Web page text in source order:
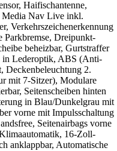
Haifischantenne,
Media Nav Live inkl.
Verkehrszeichenerkennung
Parkbremse, Dreipunkt-
beheizbar, Gurtstraffer
in Lederoptik, ABS (Anti-
Deckenbeleuchtung 2.
mit 7-Sitzer), Modulare
Seitenscheiben hinten
in Blau/Dunkelgrau mit
vorne mit Impulsschaltung
Seitenairbags vorne
16-Zoll-
anklappbar, Automatische